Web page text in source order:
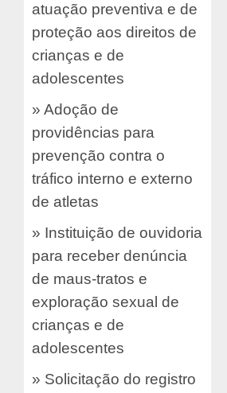
atuação preventiva e de
proteção aos direitos de
crianças e de
adolescentes
» Adoção de
providências para
prevenção contra o
tráfico interno e externo
de atletas
» Instituição de ouvidoria
para receber denúncia
de maus-tratos e
exploração sexual de
crianças e de
adolescentes
» Solicitação do registro